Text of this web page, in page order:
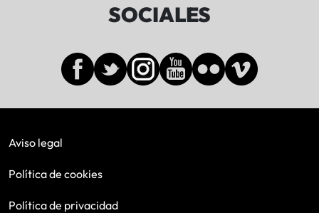
SOCIALES
Aviso legal
Política de cookies
Política de privacidad